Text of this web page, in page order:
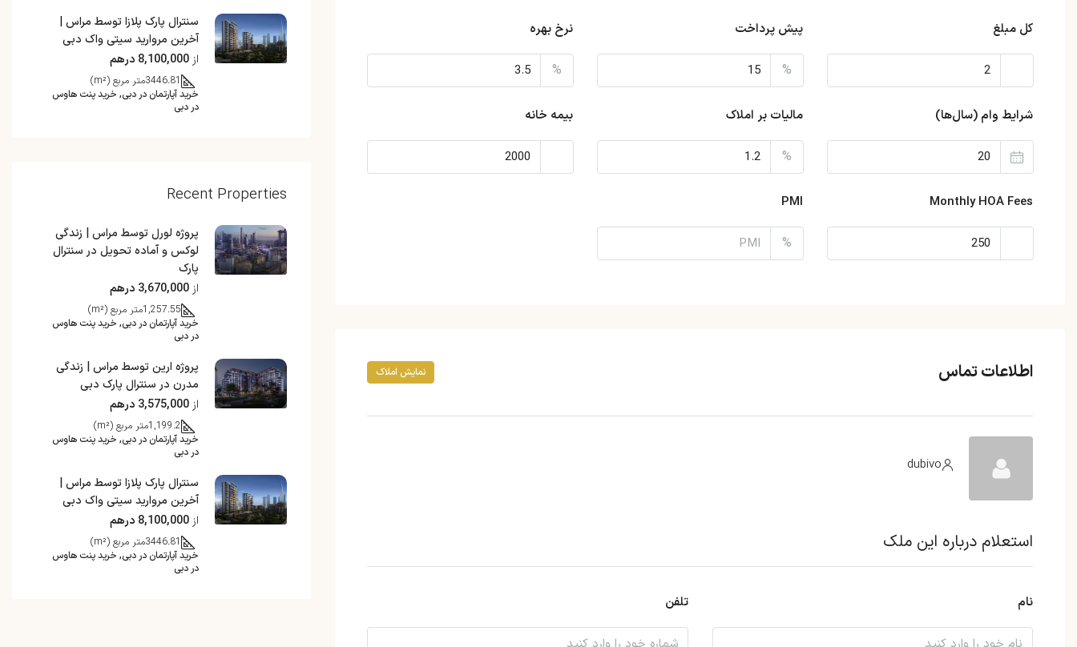
کل مبلغ پیش پرداخت
%
نرخ بهره
%
شرایط وام (سال‌ها) مالیات بر املاک
%
بیمه خانه
Monthly HOA Fees
PMI
%
اطلاعات تماس نمایش املاک
dubivo
استعلام درباره این ملک
نام تلفن
سنترال پارک پلازا توسط مراس |
آخرین مروارید سیتی واک دبی
از8,100,000 درهم
3446.81متر مربع (m²)
خرید آپارتمان در دبی, خرید پنت هاوس
در دبی
Recent Properties
پروژه لورل توسط مراس | زندگی
لوکس و آماده تحویل در سنترال
پارک
از3,670,000 درهم
1,257.55متر مربع (m²)
خرید آپارتمان در دبی, خرید پنت هاوس
در دبی
پروژه ارین توسط مراس | زندگی
مدرن در سنترال پارک دبی
از3,575,000 درهم
1,199.2متر مربع (m²)
خرید آپارتمان در دبی, خرید پنت هاوس
در دبی
سنترال پارک پلازا توسط مراس |
آخرین مروارید سیتی واک دبی
از8,100,000 درهم
3446.81متر مربع (m²)
خرید آپارتمان در دبی, خرید پنت هاوس
در دبی